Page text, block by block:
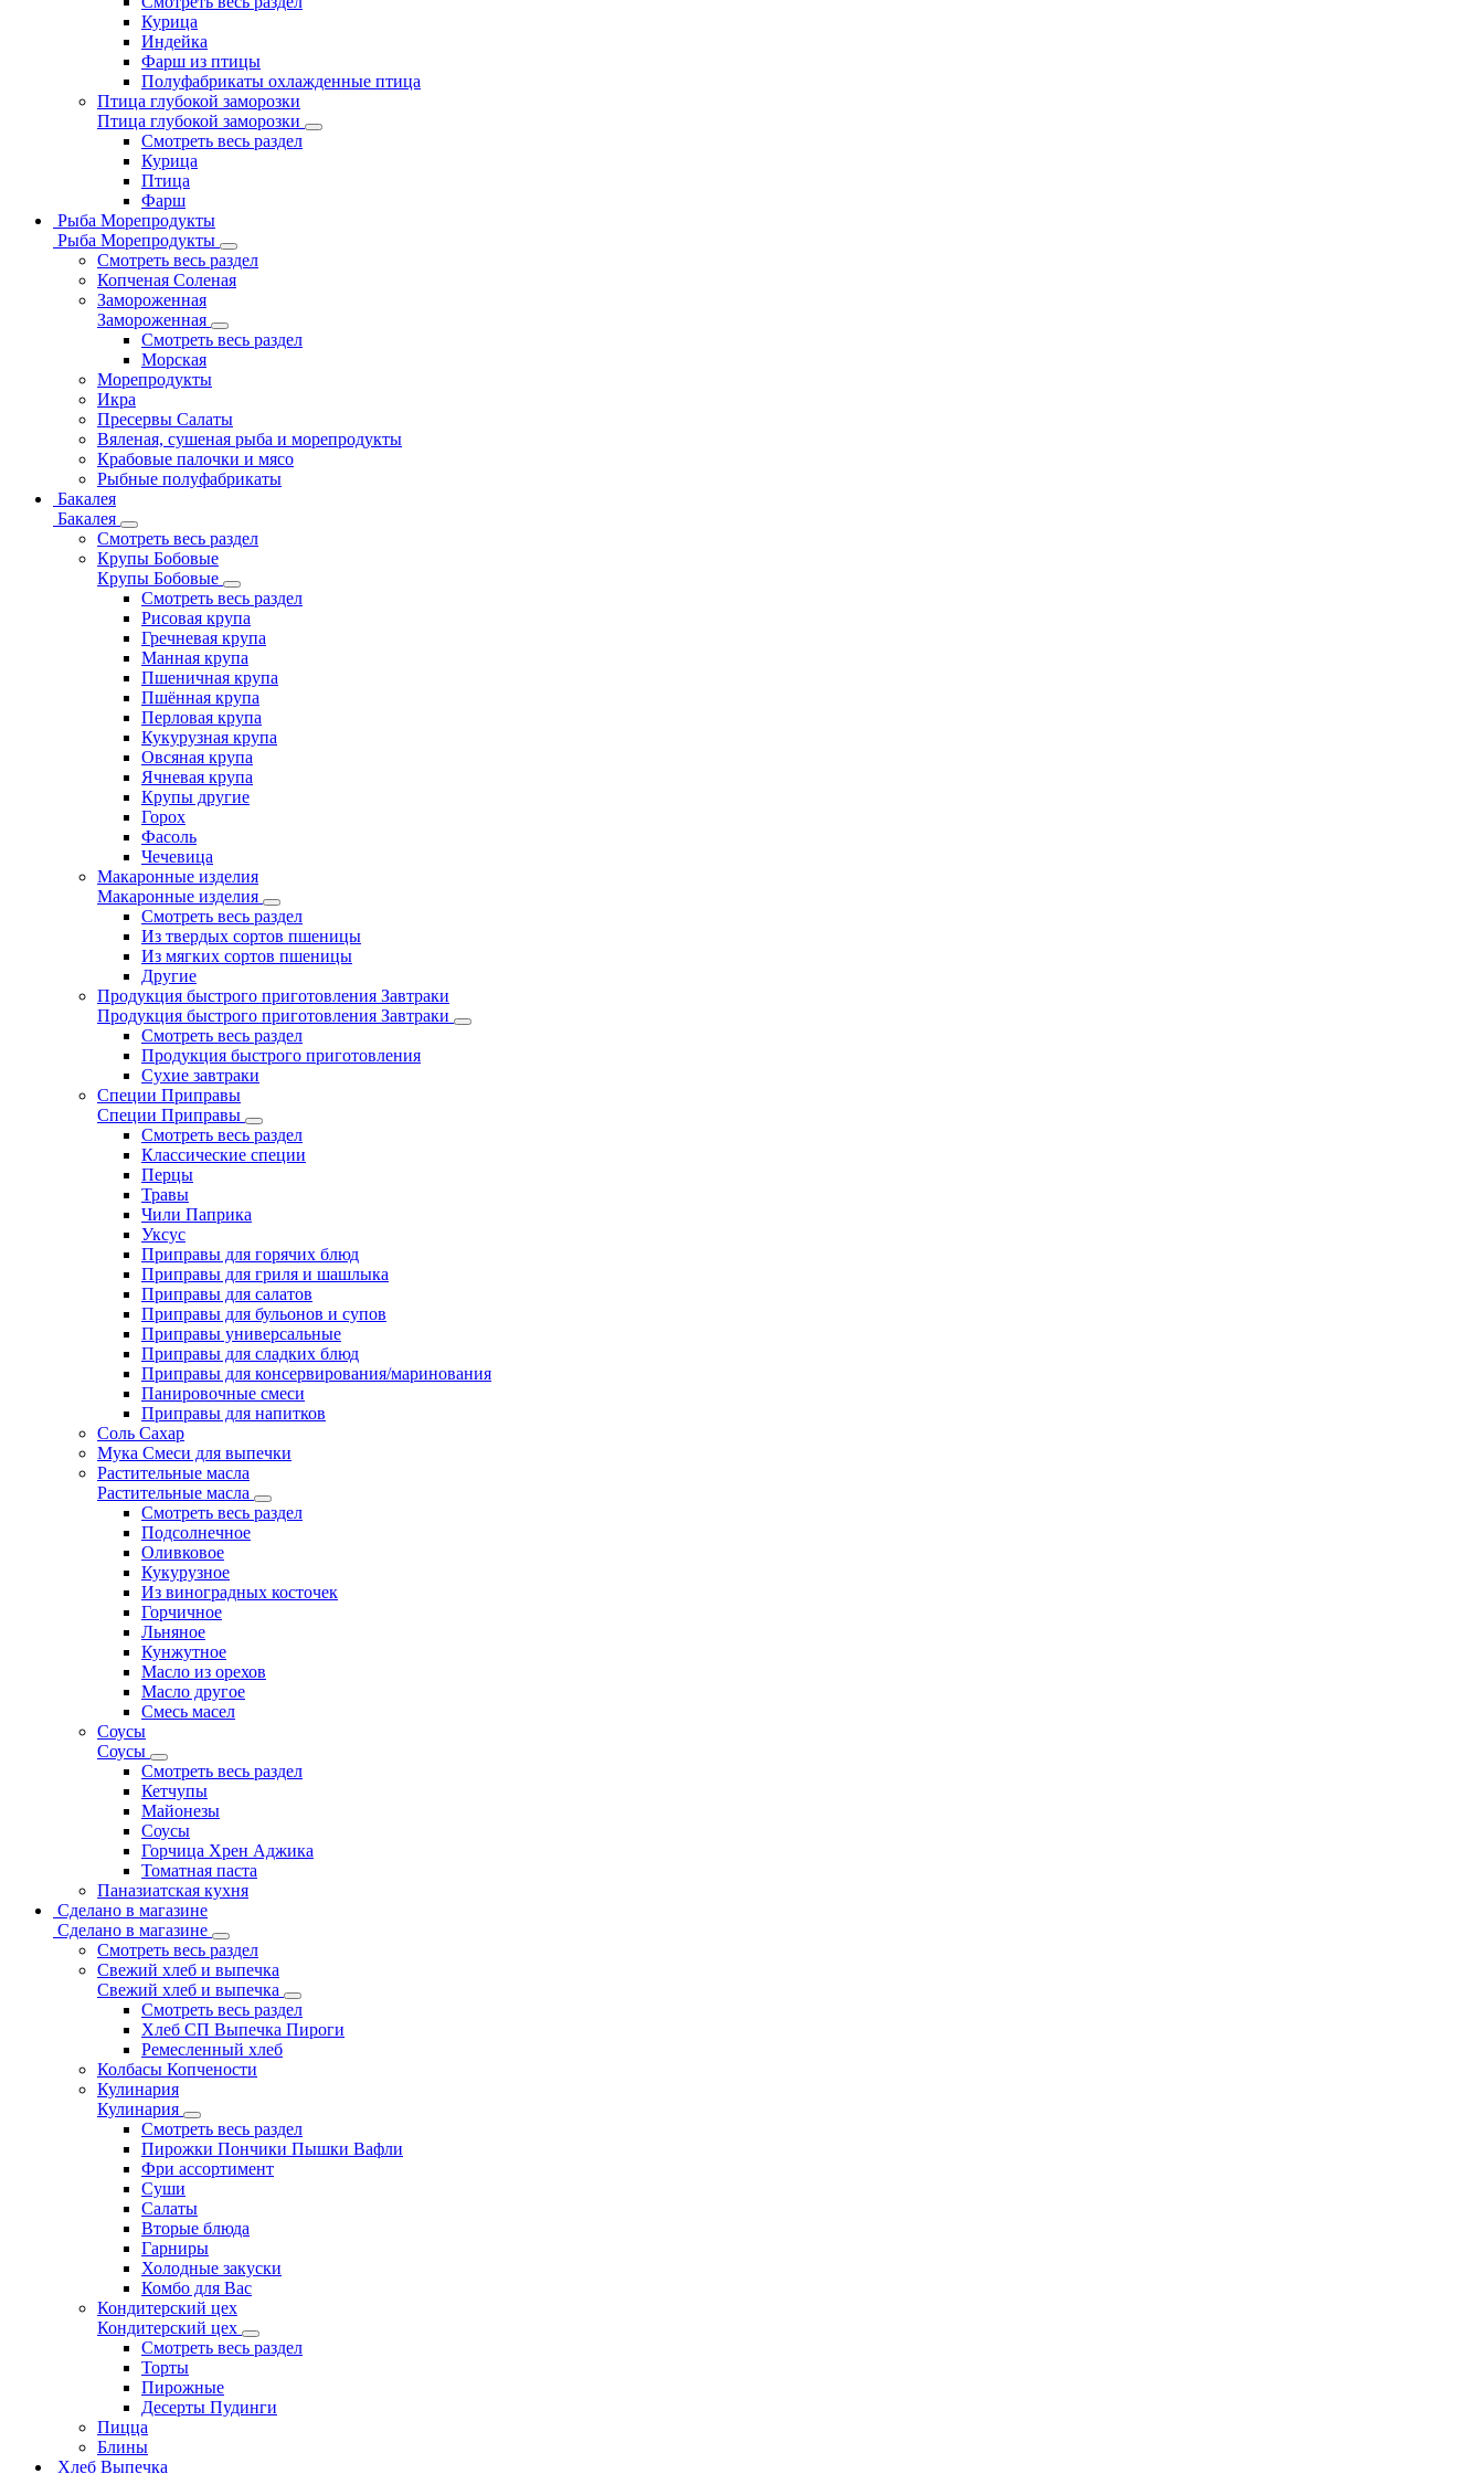
Курица
Индейка
Фарш из птицы
Полуфабрикаты охлажденные птица
Птица глубокой заморозки
Птица глубокой заморозки
Смотреть весь раздел
Курица
Птица
Фарш
Рыба Морепродукты
Рыба Морепродукты
Смотреть весь раздел
Копченая Соленая
Замороженная
Замороженная
Смотреть весь раздел
Морская
Морепродукты
Икра
Пресервы Салаты
Вяленая, сушеная рыба и морепродукты
Крабовые палочки и мясо
Рыбные полуфабрикаты
Бакалея
Бакалея
Смотреть весь раздел
Крупы Бобовые
Крупы Бобовые
Смотреть весь раздел
Рисовая крупа
Гречневая крупа
Манная крупа
Пшеничная крупа
Пшённая крупа
Перловая крупа
Кукурузная крупа
Овсяная крупа
Ячневая крупа
Крупы другие
Горох
Фасоль
Чечевица
Макаронные изделия
Макаронные изделия
Смотреть весь раздел
Из твердых сортов пшеницы
Из мягких сортов пшеницы
Другие
Продукция быстрого приготовления Завтраки
Продукция быстрого приготовления Завтраки
Смотреть весь раздел
Продукция быстрого приготовления
Сухие завтраки
Специи Приправы
Специи Приправы
Смотреть весь раздел
Классические специи
Перцы
Травы
Чили Паприка
Уксус
Приправы для горячих блюд
Приправы для гриля и шашлыка
Приправы для салатов
Приправы для бульонов и супов
Приправы универсальные
Приправы для сладких блюд
Приправы для консервирования/маринования
Панировочные смеси
Приправы для напитков
Соль Сахар
Мука Смеси для выпечки
Растительные масла
Растительные масла
Смотреть весь раздел
Подсолнечное
Оливковое
Кукурузное
Из виноградных косточек
Горчичное
Льняное
Кунжутное
Масло из орехов
Масло другое
Смесь масел
Соусы
Соусы
Смотреть весь раздел
Кетчупы
Майонезы
Соусы
Горчица Хрен Аджика
Томатная паста
Паназиатская кухня
Сделано в магазине
Сделано в магазине
Смотреть весь раздел
Свежий хлеб и выпечка
Свежий хлеб и выпечка
Смотреть весь раздел
Хлеб СП Выпечка Пироги
Ремесленный хлеб
Колбасы Копчености
Кулинария
Кулинария
Смотреть весь раздел
Пирожки Пончики Пышки Вафли
Фри ассортимент
Суши
Салаты
Вторые блюда
Гарниры
Холодные закуски
Комбо для Вас
Кондитерский цех
Кондитерский цех
Смотреть весь раздел
Торты
Пирожные
Десерты Пудинги
Пицца
Блины
Хлеб Выпечка